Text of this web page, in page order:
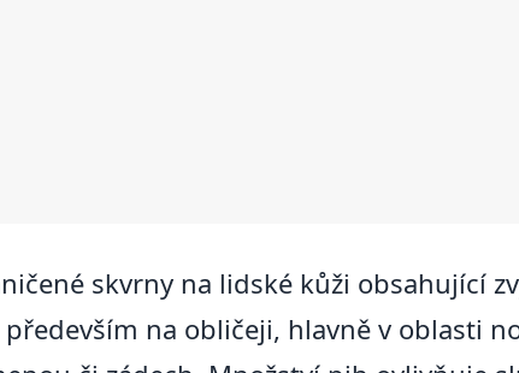
skvrny na lidské kůži obsahující
na obličeji, hlavně v oblasti